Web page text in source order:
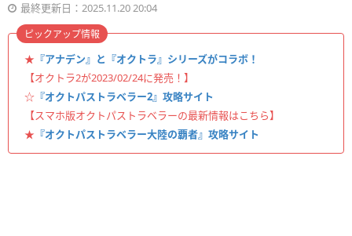
最終更新日：2025.11.20 20:04
★ 『アナデン』と『オクトラ』シリーズがコラボ！
【オクトラ2が2023/02/24に発売！】
☆ 『オクトパストラベラー2』攻略サイト
【スマホ版オクトパストラベラーの最新情報はこちら】
★ 『オクトパストラベラー大陸の覇者』攻略サイト
ピックアップ情報